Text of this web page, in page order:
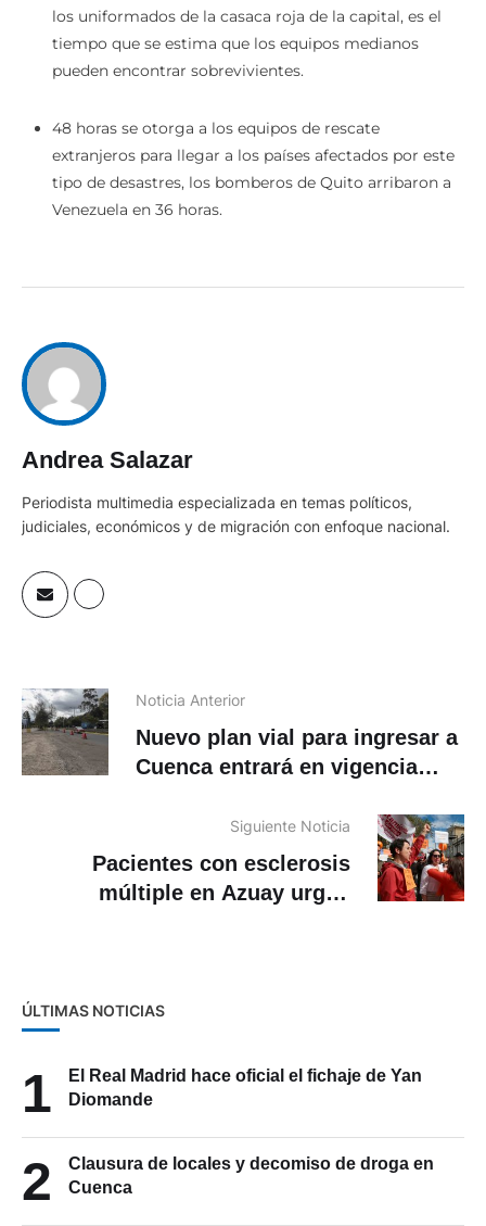
los uniformados de la casaca roja de la capital, es el
tiempo que se estima que los equipos medianos
pueden encontrar sobrevivientes.
48 horas se otorga a los equipos de rescate
extranjeros para llegar a los países afectados por este
tipo de desastres, los bomberos de Quito arribaron a
Venezuela en 36 horas.
Andrea Salazar
Periodista multimedia especializada en temas políticos,
judiciales, económicos y de migración con enfoque nacional.
Noticia Anterior
Nuevo plan vial para ingresar a
Cuenca entrará en vigencia
Siguiente Noticia
Pacientes con esclerosis
múltiple en Azuay urgen
ÚLTIMAS NOTICIAS
1
El Real Madrid hace oficial el fichaje de Yan
Diomande
2
Clausura de locales y decomiso de droga en
Cuenca